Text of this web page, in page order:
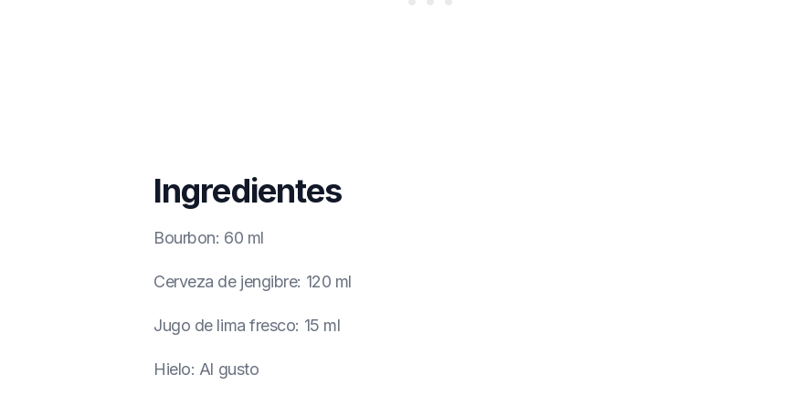
Ingredientes
Bourbon: 60 ml
Cerveza de jengibre: 120 ml
Jugo de lima fresco: 15 ml
Hielo: Al gusto